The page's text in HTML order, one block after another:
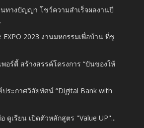
ทางปัญญา โชว์ความสำเร็จผลงานปี
EXPO 2023 งานมหกรรมเพื่อบ้าน ที่ชู
อร์ตี้ สร้างสรรค์โครงการ “ปันของให้
ระกาศวิสัยทัศน์ “Digital Bank with
ดูเรียน เปิดตัวหลักสูตร "Value UP"...